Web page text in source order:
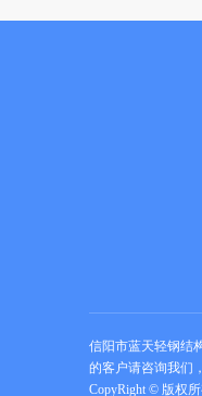
信阳市蓝天轻钢结
的客户请咨询我们
CopyRight © 版权